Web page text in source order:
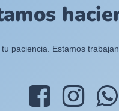
paciencia. Estamos